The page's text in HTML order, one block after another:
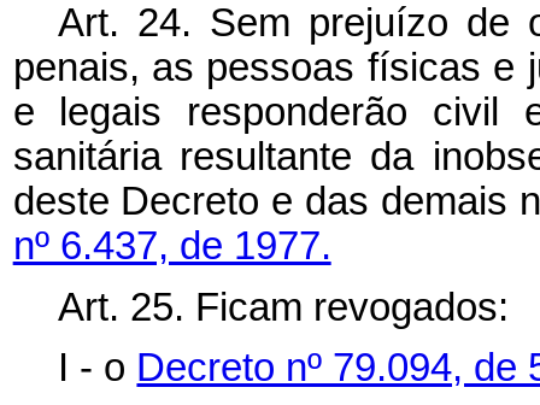
Art. 24. Sem prejuízo de
penais, as pessoas físicas e
e legais responderão civil
sanitária resultante da
deste Decreto e das demais
nº 6.437, de 1977.
Art. 25. Ficam revogados:
I - o Decreto nº 79.094,